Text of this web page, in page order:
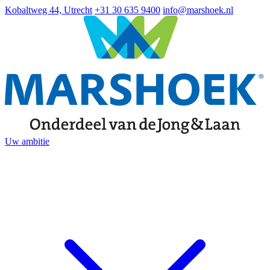
Kobaltweg 44, Utrecht +31 30 635 9400 info@marshoek.nl
Uw ambitie